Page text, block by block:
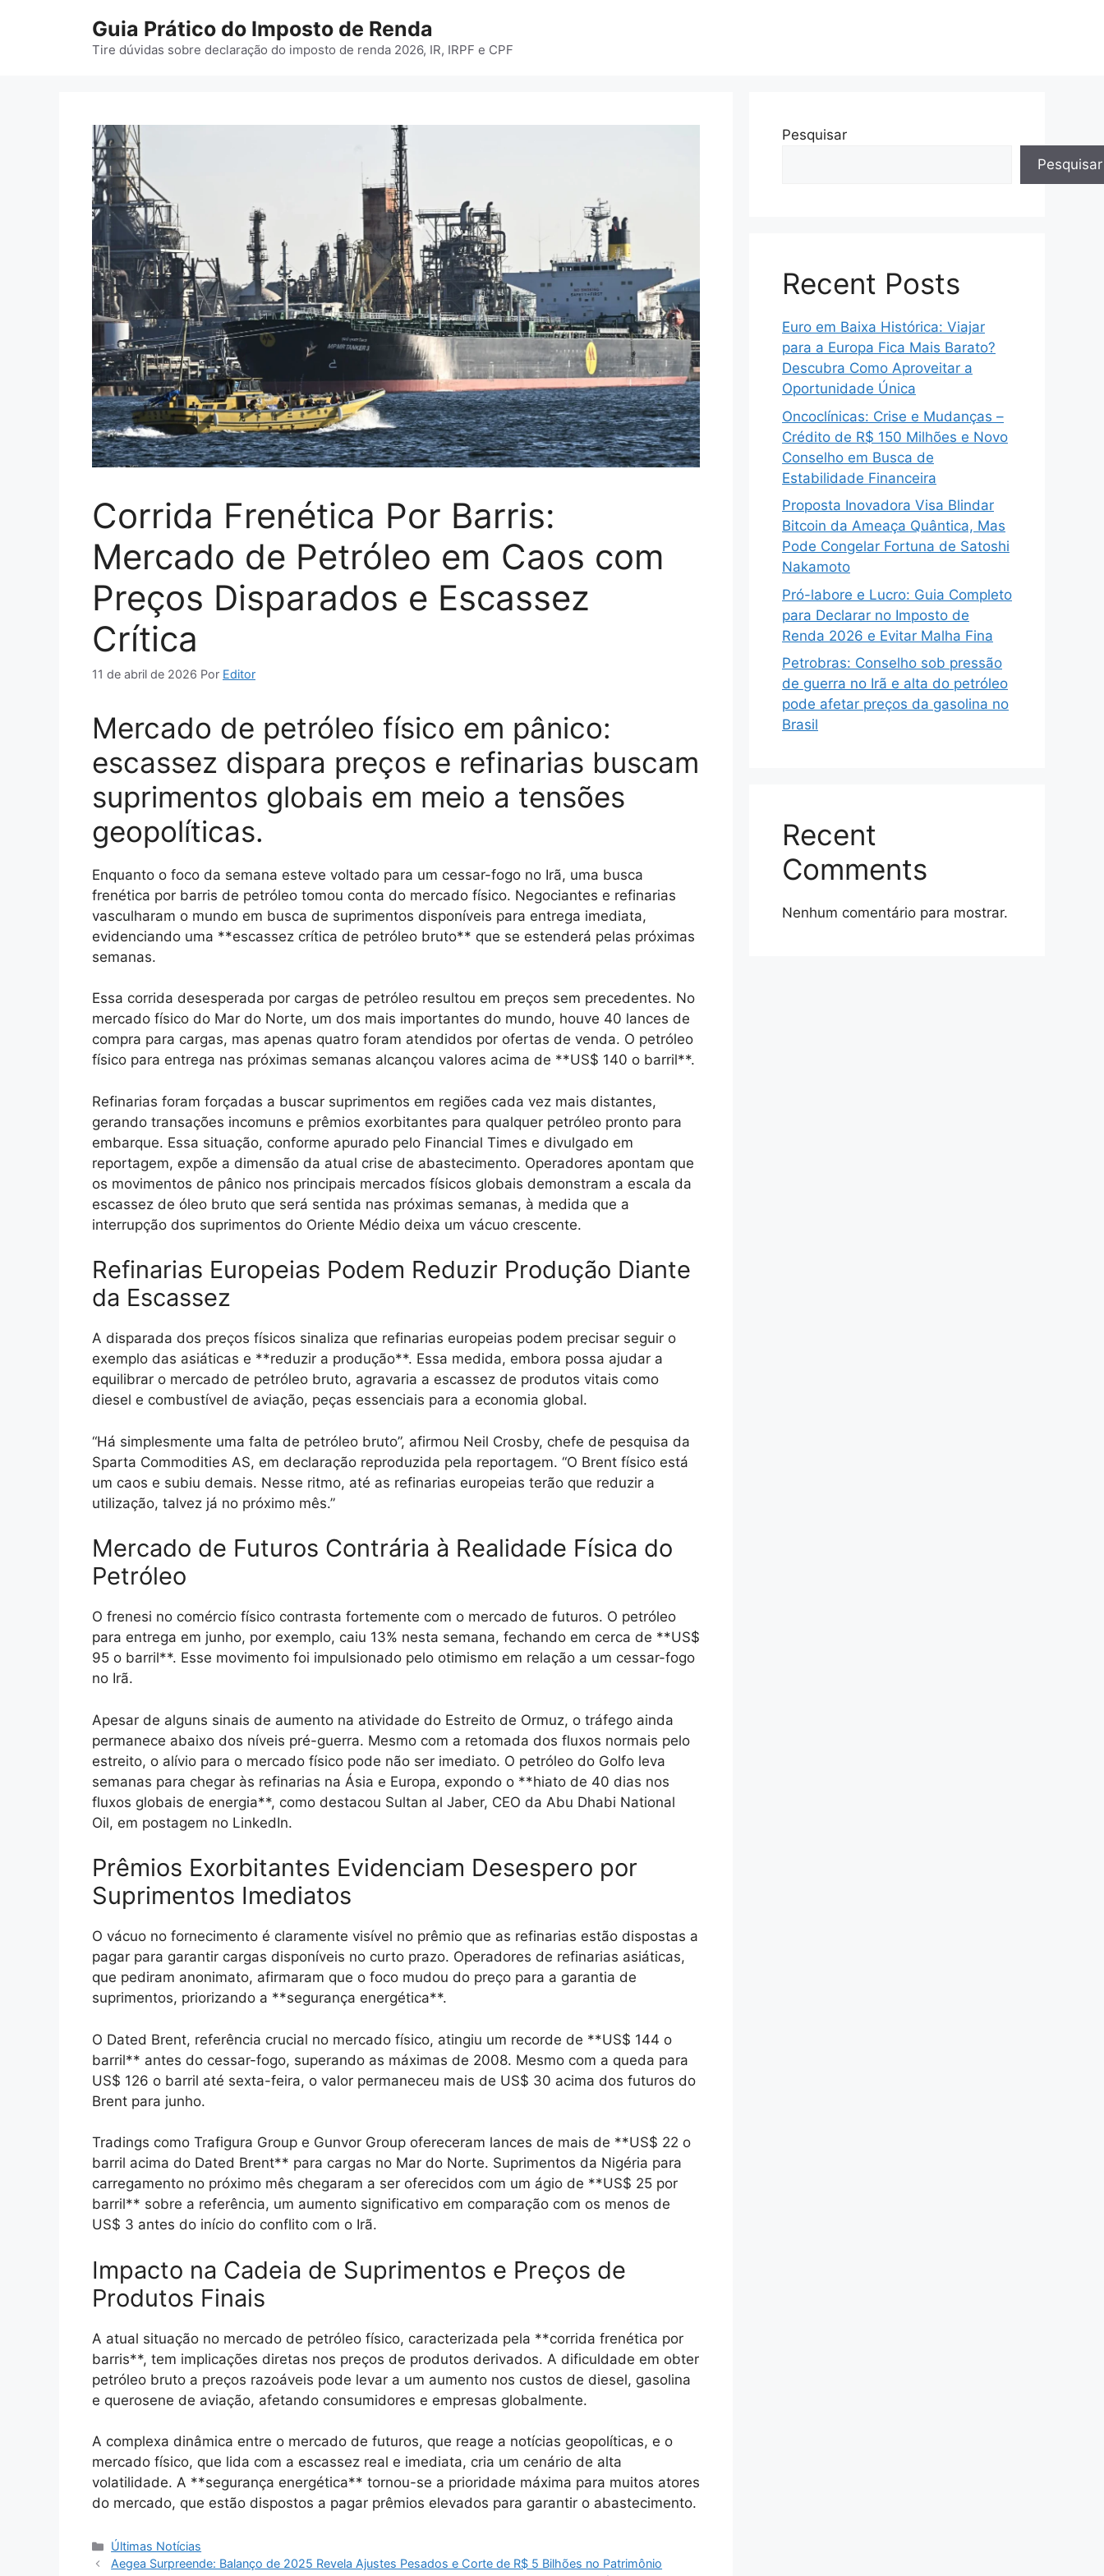
Guia Prático do Imposto de Renda
Tire dúvidas sobre declaração do imposto de renda 2026, IR, IRPF e CPF
Corrida Frenética Por Barris:
Mercado de Petróleo em Caos com
Preços Disparados e Escassez
Crítica
11 de abril de 2026 Por Editor
Mercado de petróleo físico em pânico:
escassez dispara preços e refinarias buscam
suprimentos globais em meio a tensões
geopolíticas.
Enquanto o foco da semana esteve voltado para um cessar-fogo no Irã, uma busca
frenética por barris de petróleo tomou conta do mercado físico. Negociantes e refinarias
vasculharam o mundo em busca de suprimentos disponíveis para entrega imediata,
evidenciando uma **escassez crítica de petróleo bruto** que se estenderá pelas próximas
semanas.
Essa corrida desesperada por cargas de petróleo resultou em preços sem precedentes. No
mercado físico do Mar do Norte, um dos mais importantes do mundo, houve 40 lances de
compra para cargas, mas apenas quatro foram atendidos por ofertas de venda. O petróleo
físico para entrega nas próximas semanas alcançou valores acima de **US$ 140 o barril**.
Refinarias foram forçadas a buscar suprimentos em regiões cada vez mais distantes,
gerando transações incomuns e prêmios exorbitantes para qualquer petróleo pronto para
embarque. Essa situação, conforme apurado pelo Financial Times e divulgado em
reportagem, expõe a dimensão da atual crise de abastecimento. Operadores apontam que
os movimentos de pânico nos principais mercados físicos globais demonstram a escala da
escassez de óleo bruto que será sentida nas próximas semanas, à medida que a
interrupção dos suprimentos do Oriente Médio deixa um vácuo crescente.
Refinarias Europeias Podem Reduzir Produção Diante
da Escassez
A disparada dos preços físicos sinaliza que refinarias europeias podem precisar seguir o
exemplo das asiáticas e **reduzir a produção**. Essa medida, embora possa ajudar a
equilibrar o mercado de petróleo bruto, agravaria a escassez de produtos vitais como
diesel e combustível de aviação, peças essenciais para a economia global.
“Há simplesmente uma falta de petróleo bruto”, afirmou Neil Crosby, chefe de pesquisa da
Sparta Commodities AS, em declaração reproduzida pela reportagem. “O Brent físico está
um caos e subiu demais. Nesse ritmo, até as refinarias europeias terão que reduzir a
utilização, talvez já no próximo mês.”
Mercado de Futuros Contrária à Realidade Física do
Petróleo
O frenesi no comércio físico contrasta fortemente com o mercado de futuros. O petróleo
para entrega em junho, por exemplo, caiu 13% nesta semana, fechando em cerca de **US$
95 o barril**. Esse movimento foi impulsionado pelo otimismo em relação a um cessar-fogo
no Irã.
Apesar de alguns sinais de aumento na atividade do Estreito de Ormuz, o tráfego ainda
permanece abaixo dos níveis pré-guerra. Mesmo com a retomada dos fluxos normais pelo
estreito, o alívio para o mercado físico pode não ser imediato. O petróleo do Golfo leva
semanas para chegar às refinarias na Ásia e Europa, expondo o **hiato de 40 dias nos
fluxos globais de energia**, como destacou Sultan al Jaber, CEO da Abu Dhabi National
Oil, em postagem no LinkedIn.
Prêmios Exorbitantes Evidenciam Desespero por
Suprimentos Imediatos
O vácuo no fornecimento é claramente visível no prêmio que as refinarias estão dispostas a
pagar para garantir cargas disponíveis no curto prazo. Operadores de refinarias asiáticas,
que pediram anonimato, afirmaram que o foco mudou do preço para a garantia de
suprimentos, priorizando a **segurança energética**.
O Dated Brent, referência crucial no mercado físico, atingiu um recorde de **US$ 144 o
barril** antes do cessar-fogo, superando as máximas de 2008. Mesmo com a queda para
US$ 126 o barril até sexta-feira, o valor permaneceu mais de US$ 30 acima dos futuros do
Brent para junho.
Tradings como Trafigura Group e Gunvor Group ofereceram lances de mais de **US$ 22 o
barril acima do Dated Brent** para cargas no Mar do Norte. Suprimentos da Nigéria para
carregamento no próximo mês chegaram a ser oferecidos com um ágio de **US$ 25 por
barril** sobre a referência, um aumento significativo em comparação com os menos de
US$ 3 antes do início do conflito com o Irã.
Impacto na Cadeia de Suprimentos e Preços de
Produtos Finais
A atual situação no mercado de petróleo físico, caracterizada pela **corrida frenética por
barris**, tem implicações diretas nos preços de produtos derivados. A dificuldade em obter
petróleo bruto a preços razoáveis pode levar a um aumento nos custos de diesel, gasolina
e querosene de aviação, afetando consumidores e empresas globalmente.
A complexa dinâmica entre o mercado de futuros, que reage a notícias geopolíticas, e o
mercado físico, que lida com a escassez real e imediata, cria um cenário de alta
volatilidade. A **segurança energética** tornou-se a prioridade máxima para muitos atores
do mercado, que estão dispostos a pagar prêmios elevados para garantir o abastecimento.
Categorias
Últimas Notícias
Aegea Surpreende: Balanço de 2025 Revela Ajustes Pesados e Corte de R$ 5 Bilhões no Patrimônio
Pesquisar
Pesquisar
Recent Posts
Euro em Baixa Histórica: Viajar
para a Europa Fica Mais Barato?
Descubra Como Aproveitar a
Oportunidade Única
Oncoclínicas: Crise e Mudanças –
Crédito de R$ 150 Milhões e Novo
Conselho em Busca de
Estabilidade Financeira
Proposta Inovadora Visa Blindar
Bitcoin da Ameaça Quântica, Mas
Pode Congelar Fortuna de Satoshi
Nakamoto
Pró-labore e Lucro: Guia Completo
para Declarar no Imposto de
Renda 2026 e Evitar Malha Fina
Petrobras: Conselho sob pressão
de guerra no Irã e alta do petróleo
pode afetar preços da gasolina no
Brasil
Recent
Comments
Nenhum comentário para mostrar.